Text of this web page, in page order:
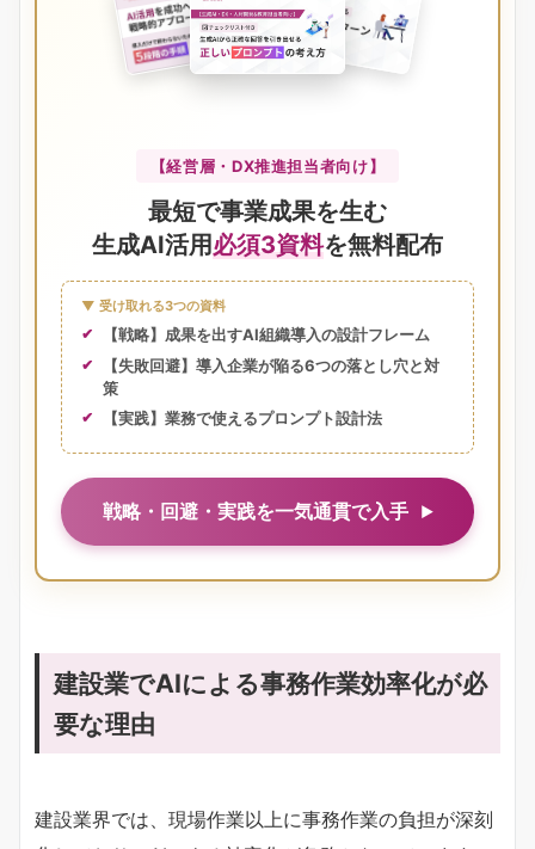
【経営層・DX推進担当者向け】
最短で事業成果を生む
生成AI活用必須3資料を無料配布
▼ 受け取れる3つの資料
【戦略】成果を出すAI組織導入の設計フレーム
【失敗回避】導入企業が陥る6つの落とし穴と対
策
【実践】業務で使えるプロンプト設計法
戦略・回避・実践を一気通貫で入手
建設業でAIによる事務作業効率化が必
要な理由
建設業界では、現場作業以上に事務作業の負担が深刻